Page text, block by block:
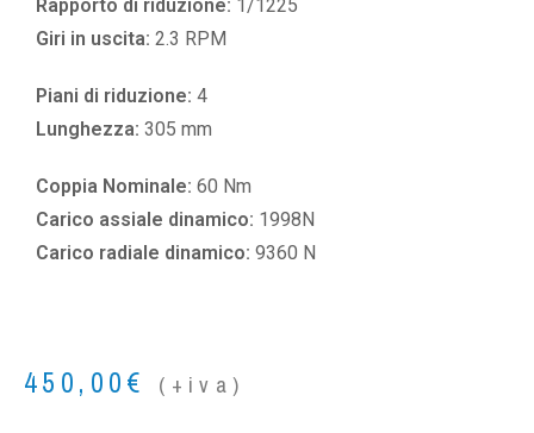
Rapporto di riduzione: 1/1225
Giri in uscita: 2.3 RPM
Piani di riduzione: 4
Lunghezza: 305 mm
Coppia Nominale: 60 Nm
Carico assiale dinamico: 1998N
Carico radiale dinamico: 9360 N
450,00€ (+iva)